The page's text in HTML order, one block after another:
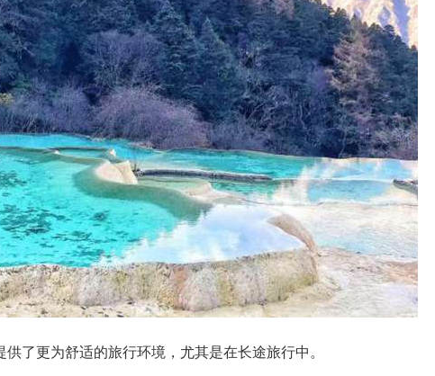
了更为舒适的旅行环境，尤其是在长途旅行中。